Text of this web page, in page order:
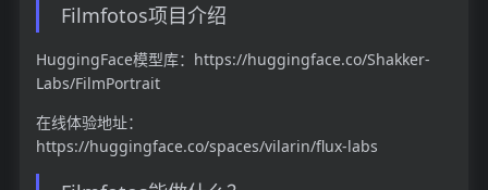
Filmfotos项目介绍
HuggingFace模型库：https://huggingface.co/Shakker-
Labs/FilmPortrait
在线体验地址：
https://huggingface.co/spaces/vilarin/flux-labs